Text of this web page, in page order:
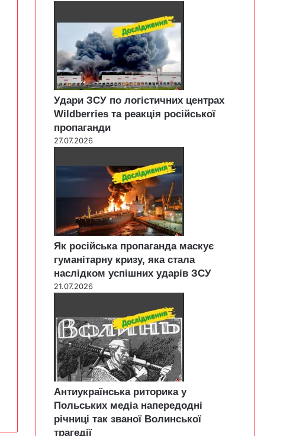
Удари ЗСУ по логістичних центрах
Wildberries та реакція російської
пропаганди
27.07.2026
Як російська пропаганда маскує
гуманітарну кризу, яка стала
наслідком успішних ударів ЗСУ
21.07.2026
Антиукраїнська риторика у
Польських медіа напередодні
річниці так званої Волинської
трагедії